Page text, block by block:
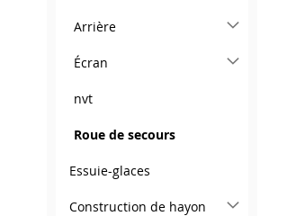
Arrière
Écran
nvt
Roue de secours
Essuie-glaces
Construction de hayon